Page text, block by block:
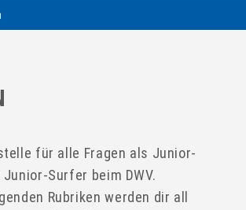
für alle Fragen als Junior-
Surfer beim DWV.
Rubriken werden dir all